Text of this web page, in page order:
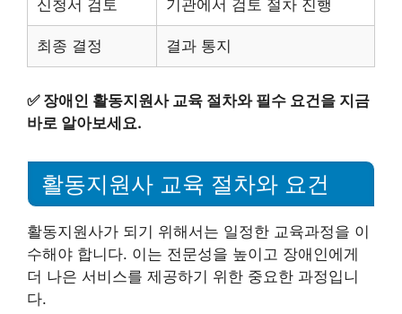
신청서 검토 기관에서 검토 절차 진행
최종 결정 결과 통지
✅ 장애인 활동지원사 교육 절차와 필수 요건을 지금
바로 알아보세요.
활동지원사 교육 절차와 요건
활동지원사가 되기 위해서는 일정한 교육과정을 이
수해야 합니다. 이는 전문성을 높이고 장애인에게
더 나은 서비스를 제공하기 위한 중요한 과정입니
다.